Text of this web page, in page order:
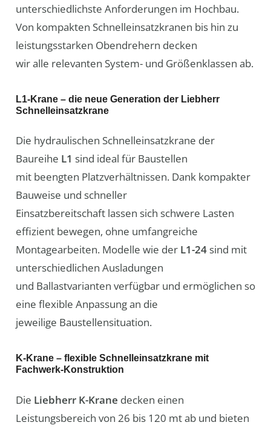
unterschiedlichste Anforderungen im Hochbau.
Von kompakten Schnelleinsatzkranen bis hin zu
leistungsstarken Obendrehern decken
wir alle relevanten System- und Größenklassen ab.
L1-Krane – die neue Generation der Liebherr
Schnelleinsatzkrane
Die hydraulischen Schnelleinsatzkrane der
Baureihe L1 sind ideal für Baustellen
mit beengten Platzverhältnissen. Dank kompakter
Bauweise und schneller
Einsatzbereitschaft lassen sich schwere Lasten
effizient bewegen, ohne umfangreiche
Montagearbeiten. Modelle wie der L1-24sind mit
unterschiedlichen Ausladungen
und Ballastvarianten verfügbar und ermöglichen so
eine flexible Anpassung an die
jeweilige Baustellensituation.
K-Krane – flexible Schnelleinsatzkrane mit
Fachwerk-Konstruktion
Die Liebherr K-Krane decken einen
Leistungsbereich von 26 bis 120 mt ab und bieten